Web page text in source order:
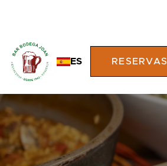
ES RESERVAS